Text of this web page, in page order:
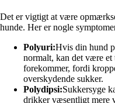
Det er vigtigt at være
hunde. Her er nogle
Polyuri:Hvis din hund
normalt, kan det være
forekommer, fordi
overskydende sukker.
Polydipsi:Sukkersyge
drikker væsentligt mere